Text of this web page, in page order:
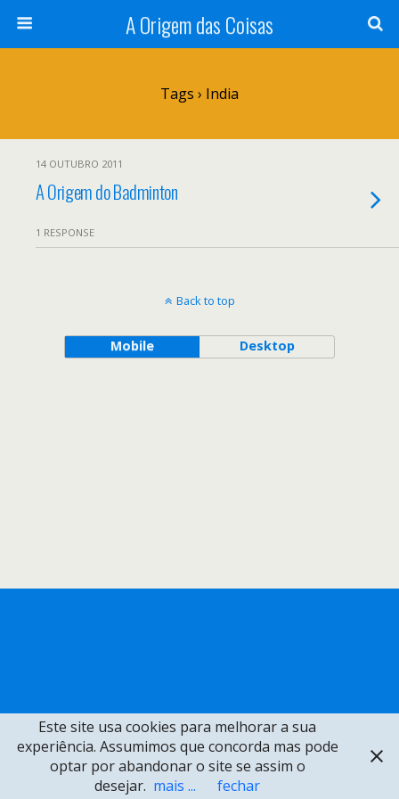
A Origem das Coisas
Tags › India
14 OUTUBRO 2011
A Origem do Badminton
1 RESPONSE
Back to top
Mobile Desktop
Este site usa cookies para melhorar a sua
experiência. Assumimos que concorda mas pode
optar por abandonar o site se assim o
desejar. mais ... fechar